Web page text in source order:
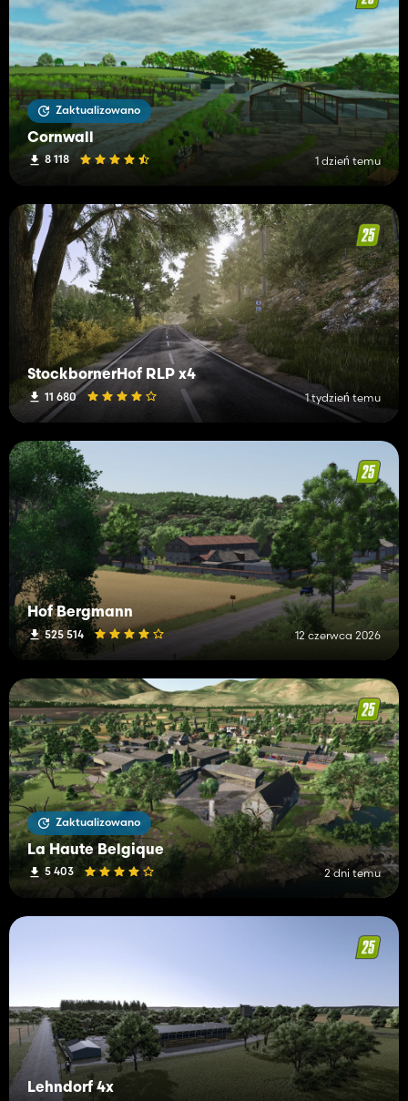
Zaktualizowano
Cornwall
8 118 1 dzień temu
StockbornerHof RLP x4
11 680 1 tydzień temu
Hof Bergmann
525 514 12 czerwca 2026
Zaktualizowano
La Haute Belgique
5 403 2 dni temu
Lehndorf 4x